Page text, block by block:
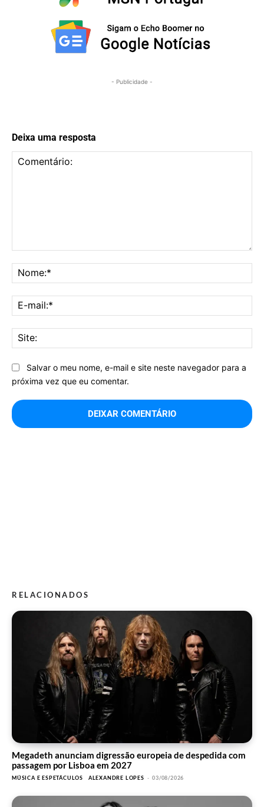
- Publicidade -
Deixa uma resposta
Salvar o meu nome, e-mail e site neste navegador para a
próxima vez que eu comentar.
RELACIONADOS
Megadeth anunciam digressão europeia de despedida com
passagem por Lisboa em 2027
MÚSICA E ESPETÁCULOS ALEXANDRE LOPES - 03/08/2026